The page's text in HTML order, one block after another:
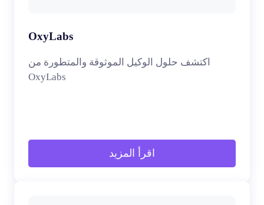
OxyLabs
اكتشف حلول الوكيل الموثوقة والمتطورة من
OxyLabs
اقرأ المزيد